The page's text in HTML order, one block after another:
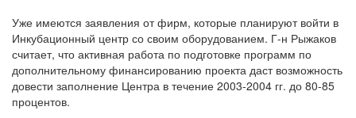
Уже имеются заявления от фирм, которые планируют войти в
Инкубационный центр со своим оборудованием. Г-н Рыжаков
считает, что активная работа по подготовке программ по
дополнительному финансированию проекта даст возможность
довести заполнение Центра в течение 2003-2004 гг. до 80-85
процентов.